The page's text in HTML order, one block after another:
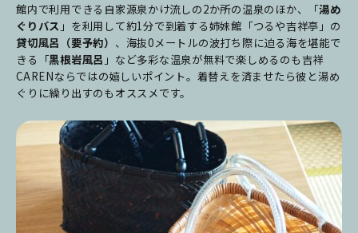
館内で利用できる自家源泉かけ流しの2か所の温泉のほか、「湯め
ぐりバス 」を利用して約1分で到着する姉妹館「つるや吉祥亭」の
貸切風呂（要予約） 、海抜0メートルの波打ち際に迫る海を堪能で
きる「黒根岩風呂 」など多彩な温泉が無料で楽しめるのも吉祥
CARENならではの嬉しいポイント。着替えを済ませたら彼と湯め
ぐりに繰り出すのもオススメです。